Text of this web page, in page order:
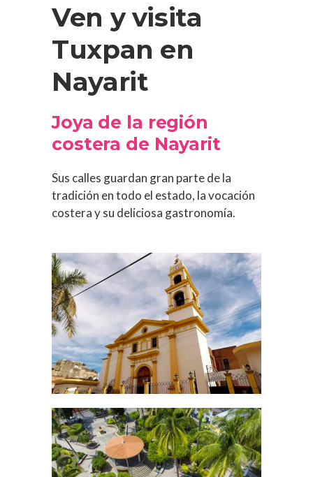
Ven y visita
Tuxpan en
Nayarit
Joya de la región
costera de Nayarit
Sus calles guardan gran parte de la
tradición en todo el estado, la vocación
costera y su deliciosa gastronomía.